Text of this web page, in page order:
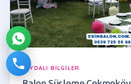
FAYDALI BILGILER